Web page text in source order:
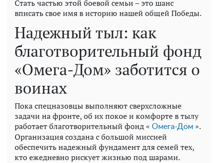
Стать частью этой боевой семьи – это шанс
вписать свое имя в историю нашей общей Победы.
Надежный тыл: как
благотворительный фонд
«Омега-Дом» заботится о
воинах
Пока спецназовцы выполняют сверхсложные
задачи на фронте, об их покое и комфорте в тылу
работает благотворительный фонд « Омега-Дом ».
Организация создана с большой миссией
обеспечить надежный фундамент для семей тех,
кто ежедневно рискует жизнью под шарами.